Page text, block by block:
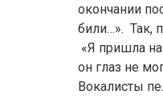
окончании
били…». Так,
«Я пришла
он глаз не
Вокалисты